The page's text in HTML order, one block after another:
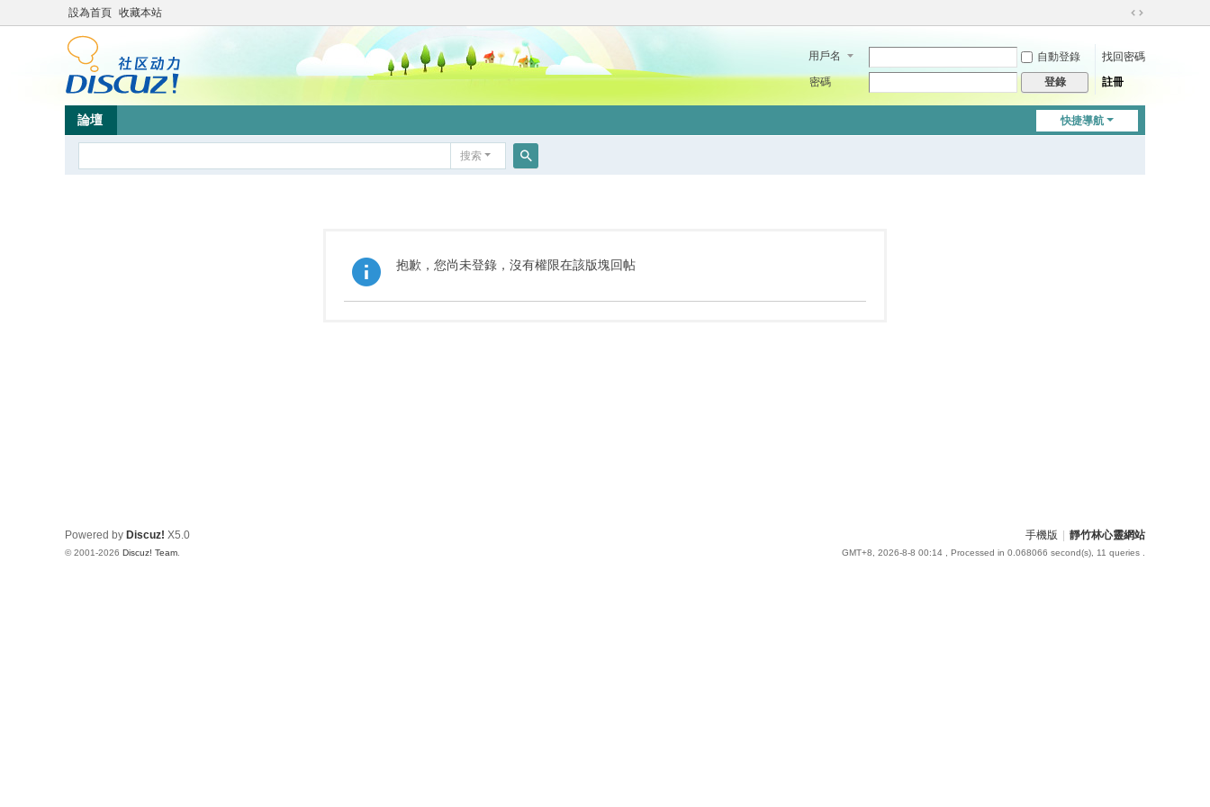
設為首頁 收藏本站
切
到
用戶名 自動登錄
找回密碼
密碼
登錄 註冊
快捷導航
論壇
搜索
抱歉，您尚未登錄，沒有權限在該版塊回帖
手機版 靜竹林心靈網站
GMT+8, 2026-8-8 00:14 , Processed in 0.068066 second(s), 11 queries .
Powered by Discuz! X5.0
© 2001-2026 Discuz! Team